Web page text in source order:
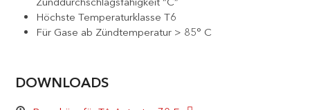
Höchste Temperaturklasse T6
Für Gase ab Zündtemperatur > 85° C
DOWNLOADS